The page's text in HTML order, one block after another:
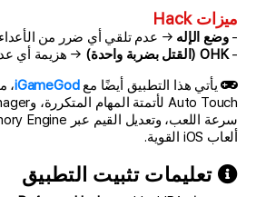
ميزات Hack
-وضع الإله → عدم تلقي أي ضرر من الأعداء
-OHK (القتل بضربة واحدة)
→ هزيمة أي
يأتي هذا التطبيق أيضًا معiGameGod،
ألعاب iOS القوية.
تعليمات تثبيت التطبيق